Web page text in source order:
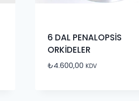
6 DAL PENALOPSİS
ORKİDELER
₺4.600,00 KDV